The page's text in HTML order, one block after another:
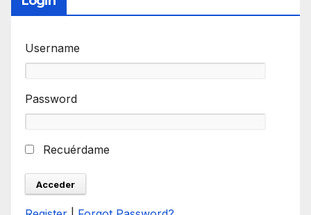
Username
Password
Recuérdame